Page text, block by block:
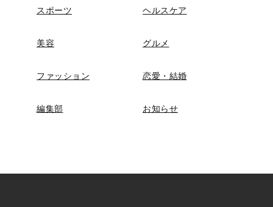
スポーツ ヘルスケア
美容 グルメ
ファッション 恋愛・結婚
編集部 お知らせ